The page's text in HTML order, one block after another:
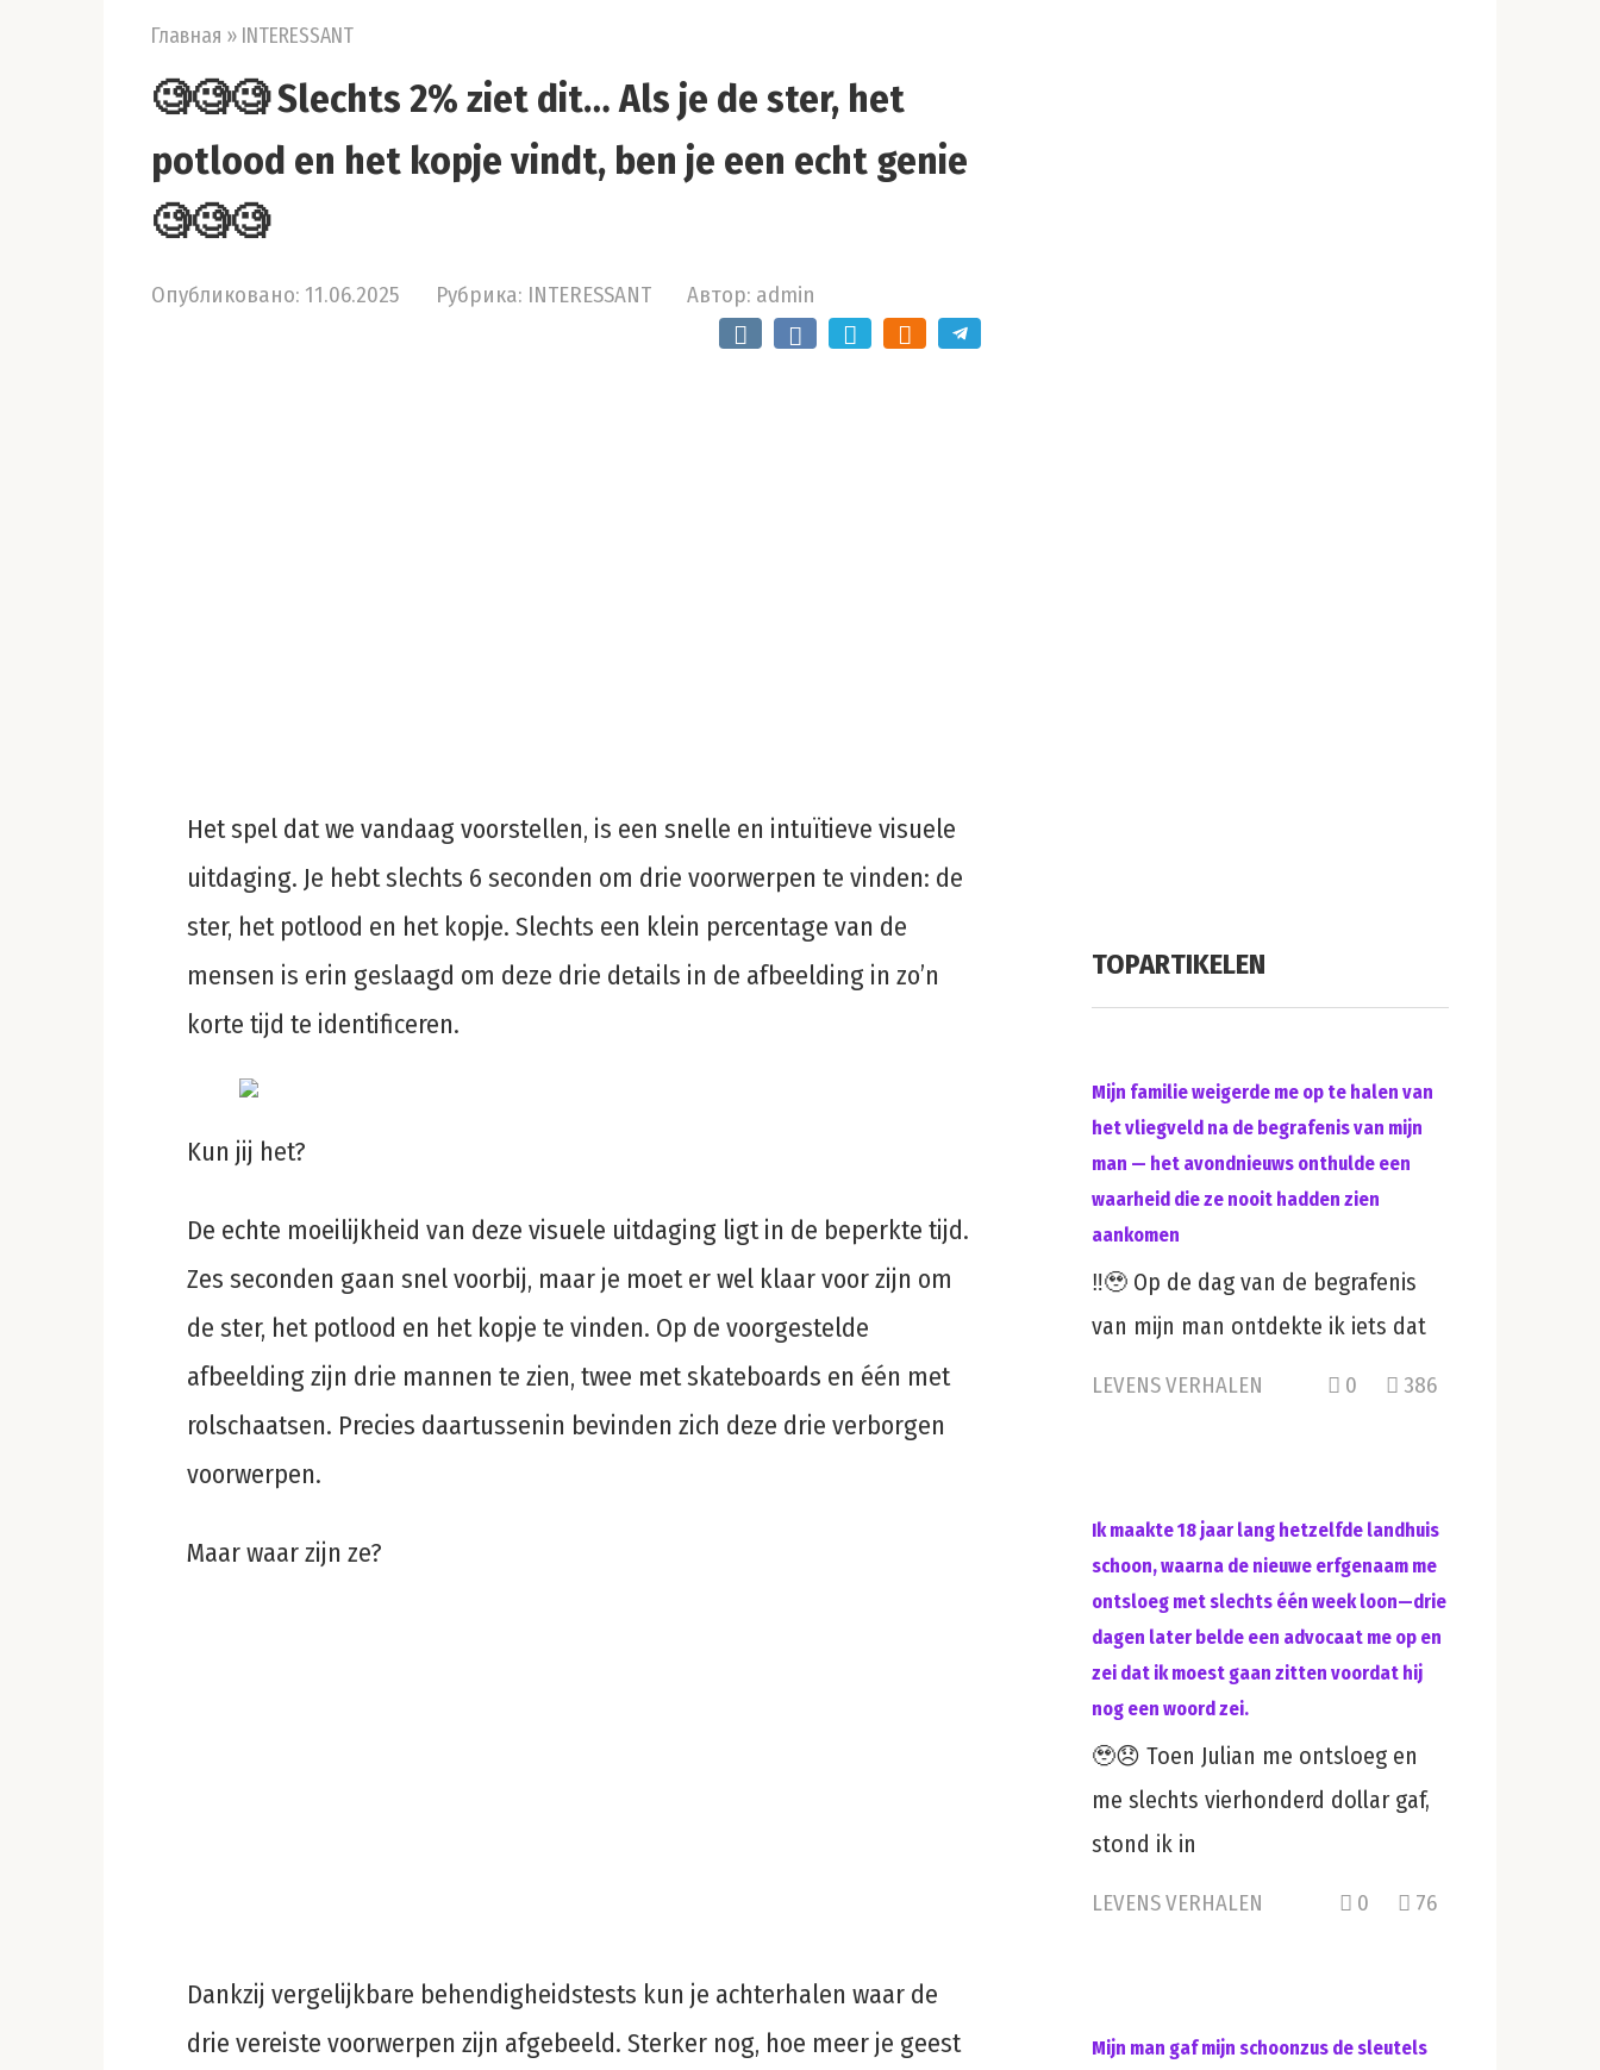
Главная » INTERESSANT
🧐🧐🧐 Slechts 2% ziet dit… Als je de ster, het
potlood en het kopje vindt, ben je een echt genie
🧐🧐🧐
Опубликовано: 11.06.2025 Рубрика: INTERESSANT Автор: admin
Het spel dat we vandaag voorstellen, is een snelle en intuïtieve visuele
uitdaging. Je hebt slechts 6 seconden om drie voorwerpen te vinden: de
ster, het potlood en het kopje. Slechts een klein percentage van de
mensen is erin geslaagd om deze drie details in de afbeelding in zo’n
korte tijd te identificeren.
Kun jij het?
De echte moeilijkheid van deze visuele uitdaging ligt in de beperkte tijd.
Zes seconden gaan snel voorbij, maar je moet er wel klaar voor zijn om
de ster, het potlood en het kopje te vinden. Op de voorgestelde
afbeelding zijn drie mannen te zien, twee met skateboards en één met
rolschaatsen. Precies daartussenin bevinden zich deze drie verborgen
voorwerpen.
Maar waar zijn ze?
Dankzij vergelijkbare behendigheidstests kun je achterhalen waar de
drie vereiste voorwerpen zijn afgebeeld. Sterker nog, hoe meer je geest
TOPARTIKELEN
Mijn familie weigerde me op te halen van
het vliegveld na de begrafenis van mijn
man — het avondnieuws onthulde een
waarheid die ze nooit hadden zien
aankomen
‼️🥹 Op de dag van de begrafenis
van mijn man ontdekte ik iets dat
LEVENS VERHALEN 0 386
Ik maakte 18 jaar lang hetzelfde landhuis
schoon, waarna de nieuwe erfgenaam me
ontsloeg met slechts één week loon—drie
dagen later belde een advocaat me op en
zei dat ik moest gaan zitten voordat hij
nog een woord zei.
🥹😞 Toen Julian me ontsloeg en
me slechts vierhonderd dollar gaf,
stond ik in
LEVENS VERHALEN 0 76
Mijn man gaf mijn schoonzus de sleutels